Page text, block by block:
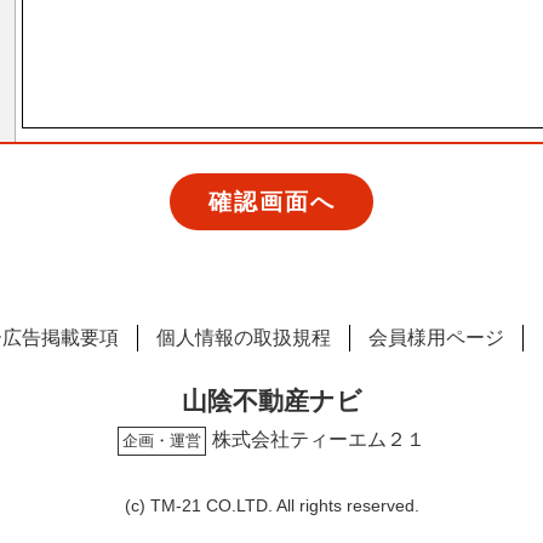
告掲載要項 個人情報の取扱規程 会員様用ページ
山陰不動産ナビ
企画・運営 株式会社ティーエム２１
(c) TM-21 CO.LTD. All rights reserved.